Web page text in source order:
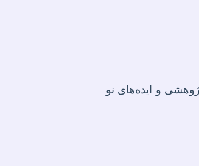
و ایده‌های نو